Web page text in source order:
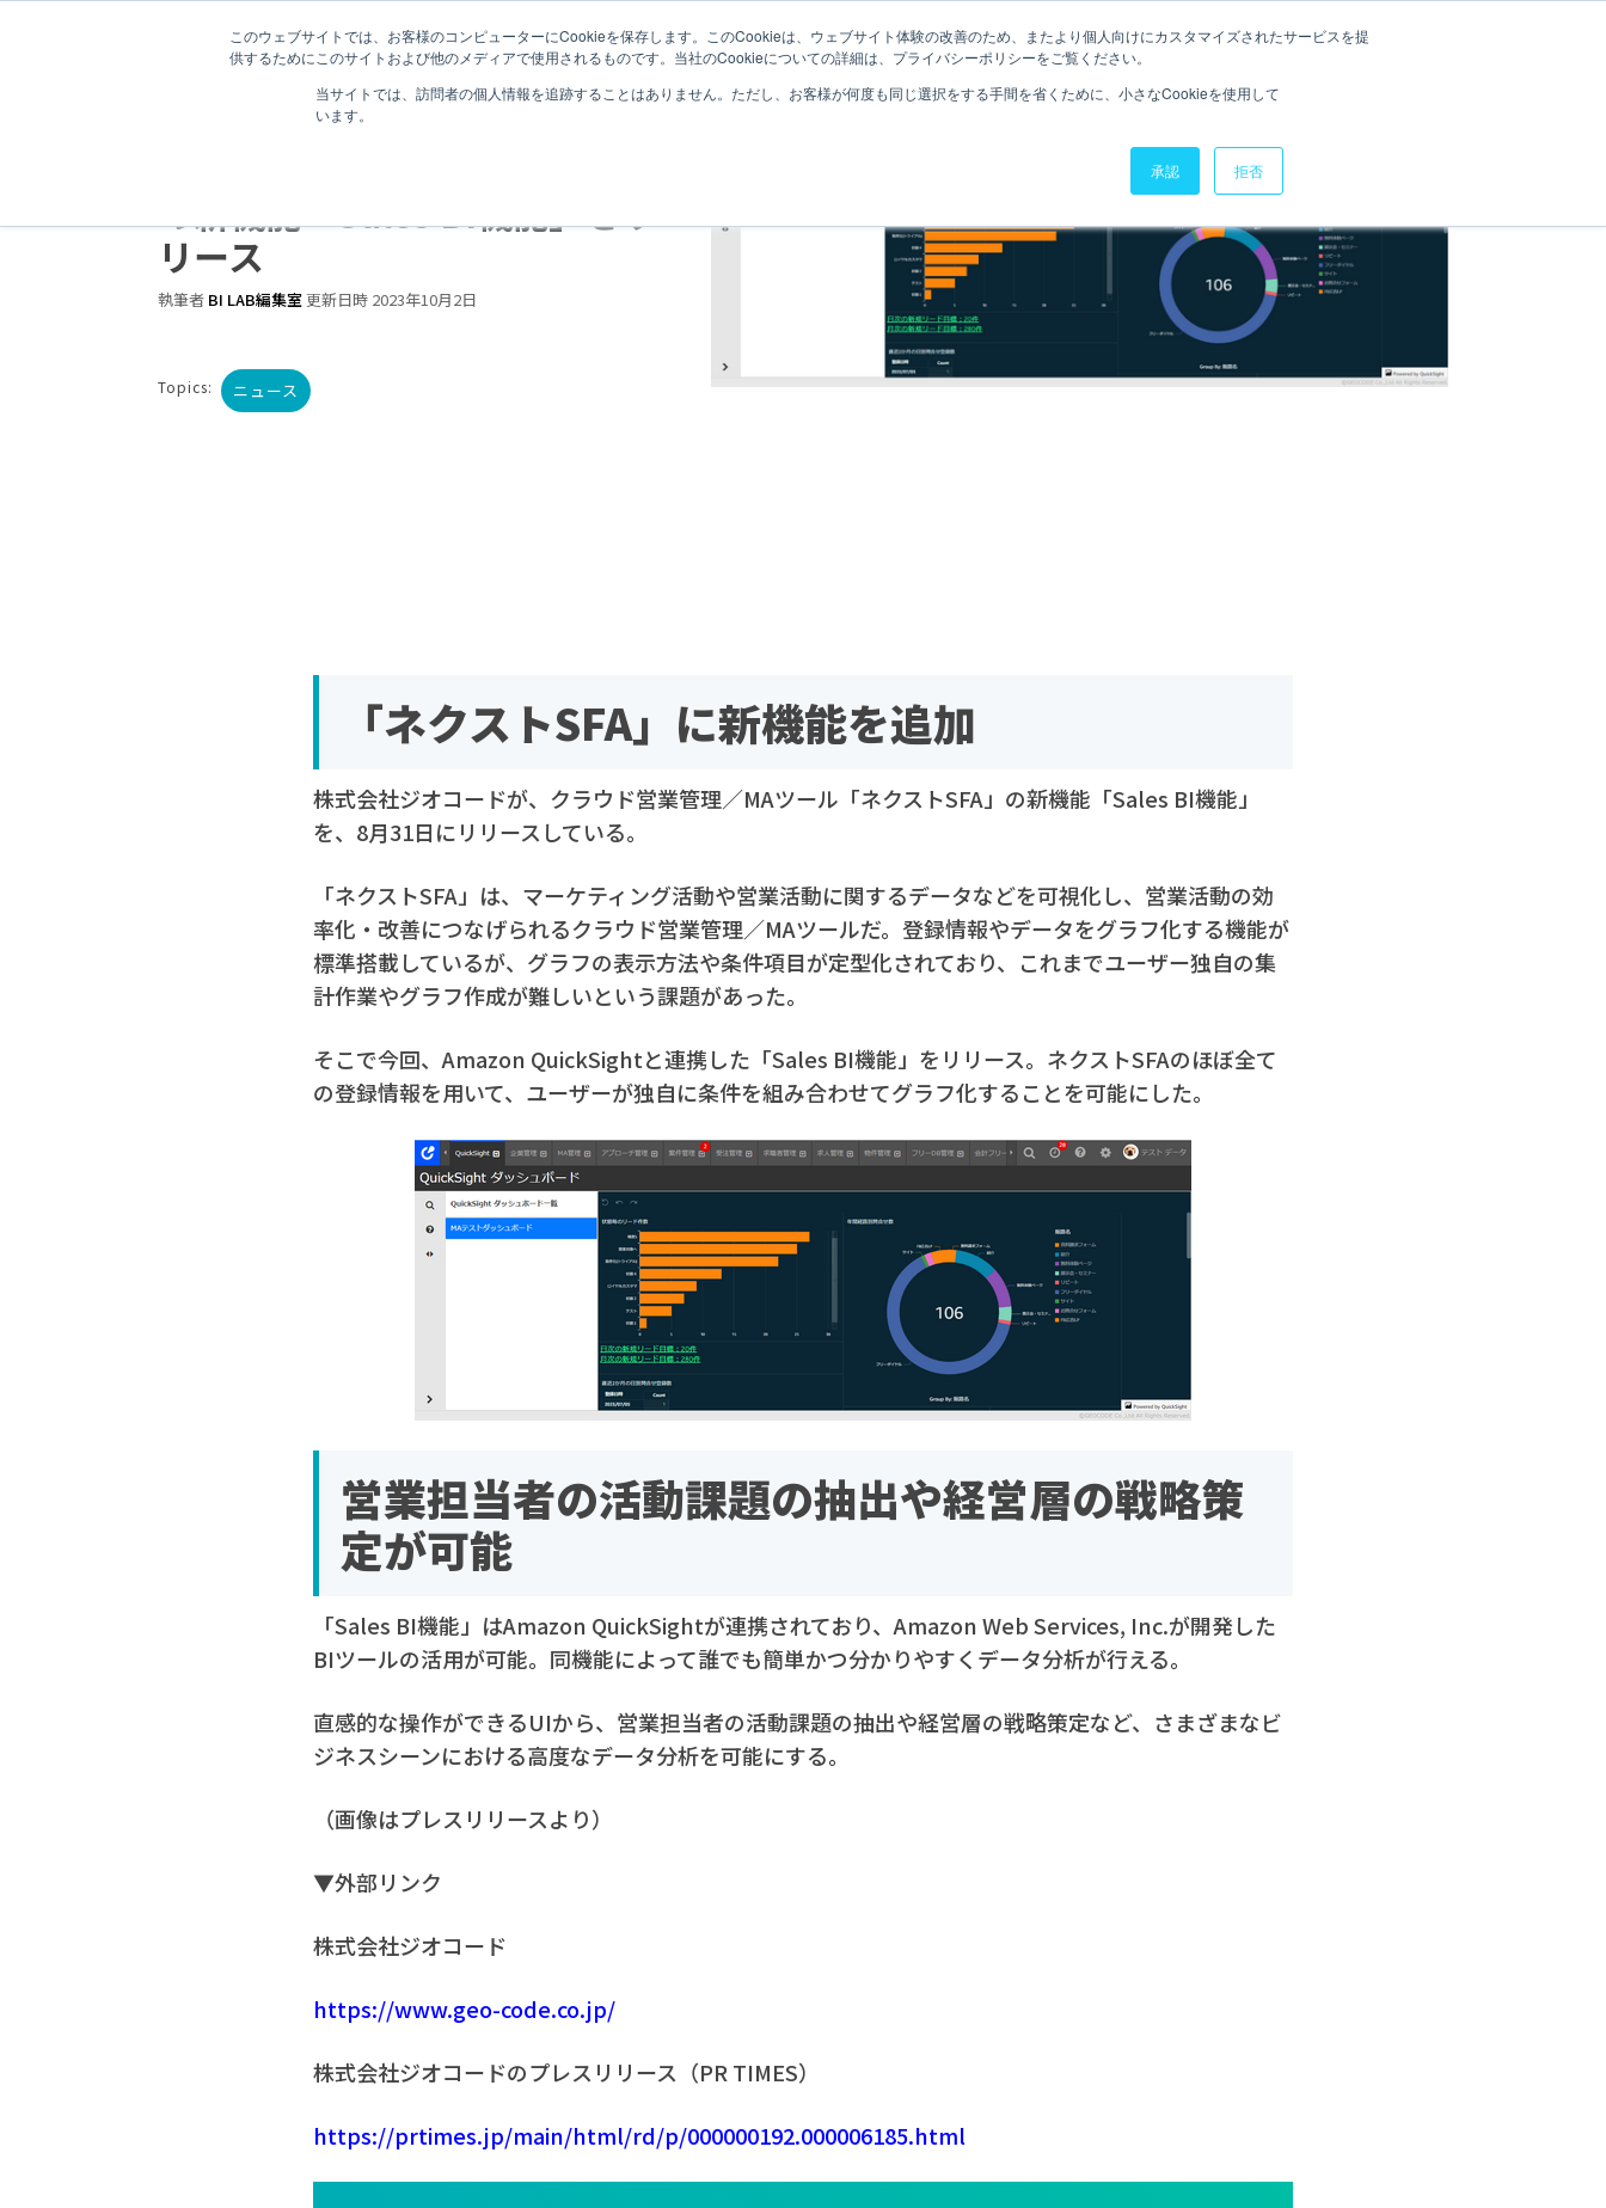
このウェブサイトでは、お客様のコンピューターにCookieを保存します。このCookieは、ウェブサイト体験の改善のため、またより個人向けにカスタマイズされたサービスを提
供するためにこのサイトおよび他のメディアで使用されるものです。当社のCookieについての詳細は、プライバシーポリシーをご覧ください。
当サイトでは、訪問者の個人情報を追跡することはありません。ただし、お客様が何度も同じ選択をする手間を省くために、小さなCookieを使用して
います。
承認 拒否
サービス紹介 取り扱い製品 導入事例 お役立ち資料 ニュース
1 分で読むことができます。
の新機能「Sales BI機能」をリ
リース
執筆者 BI LAB編集室更新日時 2023年10月2日
Topics: ニュース
「ネクストSFA」に新機能を追加
株式会社ジオコードが、クラウド営業管理／MAツール「ネクストSFA」の新機能「Sales BI機能」
を、8月31日にリリースしている。
「ネクストSFA」は、マーケティング活動や営業活動に関するデータなどを可視化し、営業活動の効
率化・改善につなげられるクラウド営業管理／MAツールだ。登録情報やデータをグラフ化する機能が
標準搭載しているが、グラフの表示方法や条件項目が定型化されており、これまでユーザー独自の集
計作業やグラフ作成が難しいという課題があった。
そこで今回、Amazon QuickSightと連携した「Sales BI機能」をリリース。ネクストSFAのほぼ全て
の登録情報を用いて、ユーザーが独自に条件を組み合わせてグラフ化することを可能にした。
営業担当者の活動課題の抽出や経営層の戦略策
定が可能
「Sales BI機能」はAmazon QuickSightが連携されており、Amazon Web Services, Inc.が開発した
BIツールの活用が可能。同機能によって誰でも簡単かつ分かりやすくデータ分析が行える。
直感的な操作ができるUIから、営業担当者の活動課題の抽出や経営層の戦略策定など、さまざまなビ
ジネスシーンにおける高度なデータ分析を可能にする。
（画像はプレスリリースより）
▼外部リンク
株式会社ジオコード
https://www.geo-code.co.jp/
株式会社ジオコードのプレスリリース（PR TIMES）
https://prtimes.jp/main/html/rd/p/000000192.000006185.html